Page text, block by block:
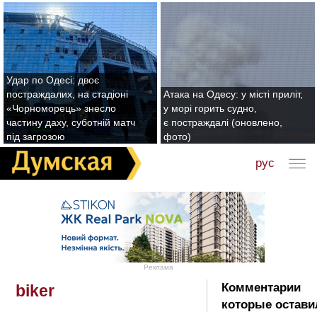
Удар по Одесі: двоє
постраждалих, на стадіоні
«Чорноморець» знесло
частину даху, суботній матч
під загрозою
Атака на Одесу: у місті приліт,
у морі горить судно,
є постраждалі (оновлено,
фото)
рус
Реклама
biker
Комментарии
которые